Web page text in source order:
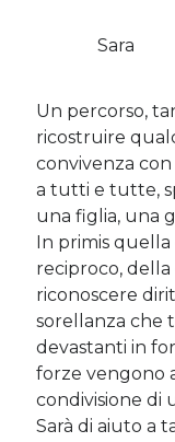
Sara
Un percorso,
ricostruire
convivenza
a tutti e tutte,
una figlia, una
In primis
reciproco,
riconoscere
sorellanza che
devastanti in
forze vengono
condivisione di
Sarà di aiuto a